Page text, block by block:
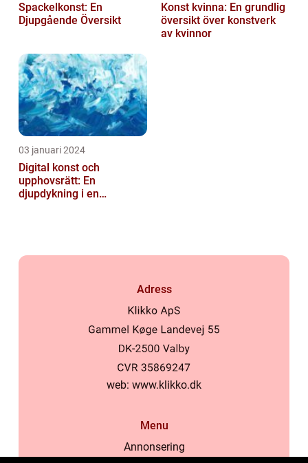
Spackelkonst: En
Djupgående Översikt
Konst kvinna: En grundlig
översikt över konstverk
av kvinnor
03 januari 2024
Digital konst och
upphovsrätt: En
djupdykning i en
Adress
web: www.klikko.dk
Menu
Annonsering